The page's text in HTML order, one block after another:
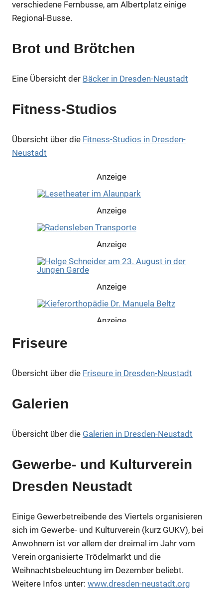
Anzeige
Anzeige
Anzeige
verschiedene Fernbusse, am Albertplatz einige
Regional-Busse.
Brot und Brötchen
Eine Übersicht der Bäcker in Dresden-Neustadt
Fitness-Studios
Übersicht über die Fitness-Studios in Dresden-
Neustadt
Anzeige
Anzeige
Anzeige
Anzeige
Anzeige
Friseure
Übersicht über die Friseure in Dresden-Neustadt
Galerien
Übersicht über die Galerien in Dresden-Neustadt
Gewerbe- und Kulturverein
Dresden Neustadt
Einige Gewerbetreibende des Viertels organisieren
sich im Gewerbe- und Kulturverein (kurz GUKV), bei
Anwohnern ist vor allem der dreimal im Jahr vom
Verein organisierte Trödelmarkt und die
Weihnachtsbeleuchtung im Dezember beliebt.
Weitere Infos unter: www.dresden-neustadt.org